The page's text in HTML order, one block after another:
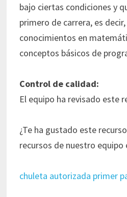
bajo ciertas condiciones y
primero de carrera, es
conocimientos en
conceptos básicos de
Control de calidad:
El equipo ha revisado este
¿Te ha gustado este
recursos de nuestro equipo
chuleta autorizada primer